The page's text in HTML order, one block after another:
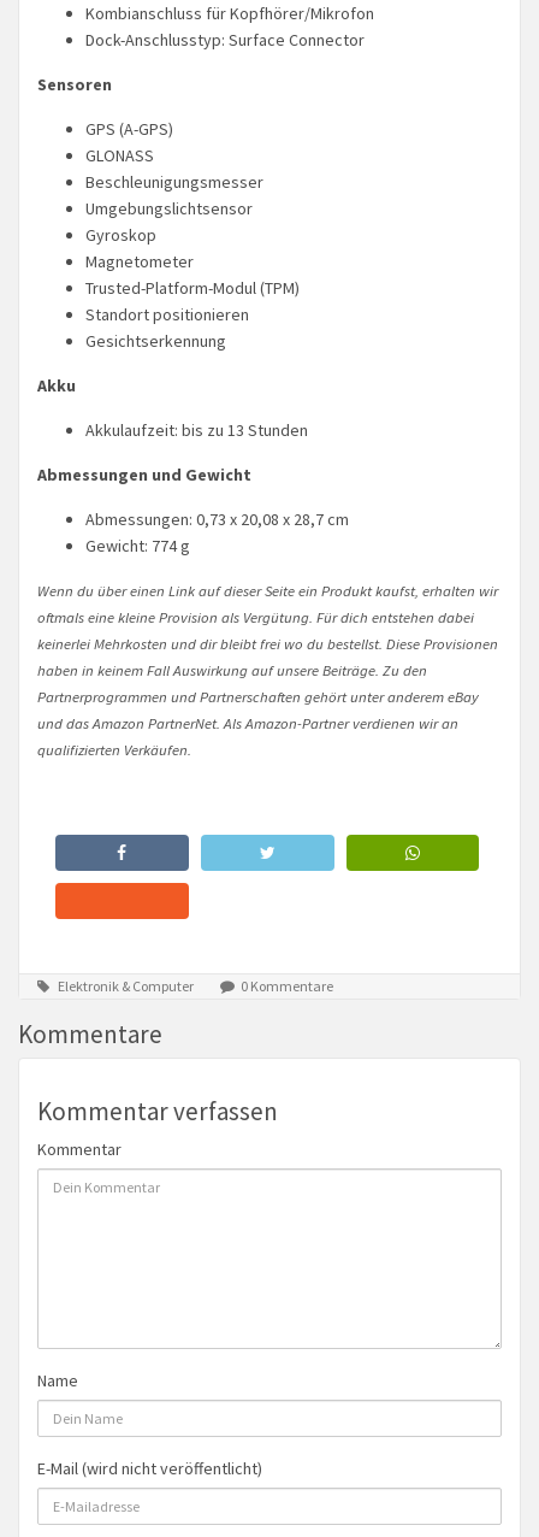
Kombianschluss für Kopfhörer/Mikrofon
Dock-Anschlusstyp: Surface Connector
Sensoren
GPS (A-GPS)
GLONASS
Beschleunigungsmesser
Umgebungslichtsensor
Gyroskop
Magnetometer
Trusted-Platform-Modul (TPM)
Standort positionieren
Gesichtserkennung
Akku
Akkulaufzeit: bis zu 13 Stunden
Abmessungen und Gewicht
Abmessungen: 0,73 x 20,08 x 28,7 cm
Gewicht: 774 g
Wenn du über einen Link auf dieser Seite ein Produkt kaufst, erhalten wir
oftmals eine kleine Provision als Vergütung. Für dich entstehen dabei
keinerlei Mehrkosten und dir bleibt frei wo du bestellst. Diese Provisionen
haben in keinem Fall Auswirkung auf unsere Beiträge. Zu den
Partnerprogrammen und Partnerschaften gehört unter anderem eBay
und das Amazon PartnerNet. Als Amazon-Partner verdienen wir an
qualifizierten Verkäufen.
Elektronik & Computer 0 Kommentare
Kommentare
Kommentar verfassen
Kommentar
Name
E-Mail (wird nicht veröffentlicht)